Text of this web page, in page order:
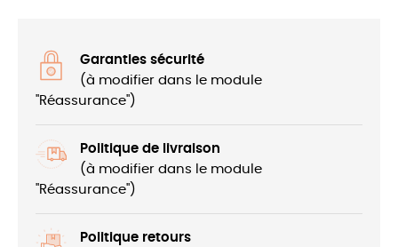
Garanties sécurité
(à modifier dans le module
"Réassurance")
Politique de livraison
(à modifier dans le module
"Réassurance")
Politique retours